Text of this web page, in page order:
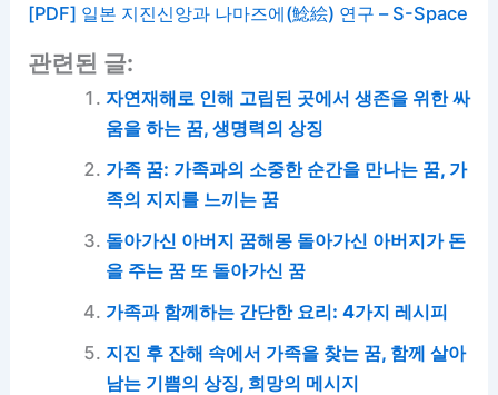
[PDF] 일본 지진신앙과 나마즈에(鯰絵) 연구 – S-Space
관련된 글:
자연재해로 인해 고립된 곳에서 생존을 위한 싸
움을 하는 꿈, 생명력의 상징
가족 꿈: 가족과의 소중한 순간을 만나는 꿈, 가
족의 지지를 느끼는 꿈
돌아가신 아버지 꿈해몽 돌아가신 아버지가 돈
을 주는 꿈 또 돌아가신 꿈
가족과 함께하는 간단한 요리: 4가지 레시피
지진 후 잔해 속에서 가족을 찾는 꿈, 함께 살아
남는 기쁨의 상징, 희망의 메시지